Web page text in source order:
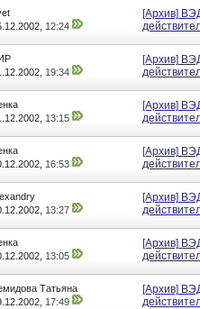
12:24
[Архив]
19:34
[Архив]
13:15
[Архив]
16:53
[Архив]
13:27
[Архив]
13:05
[Архив]
Татьяна
17:49
[Архив]